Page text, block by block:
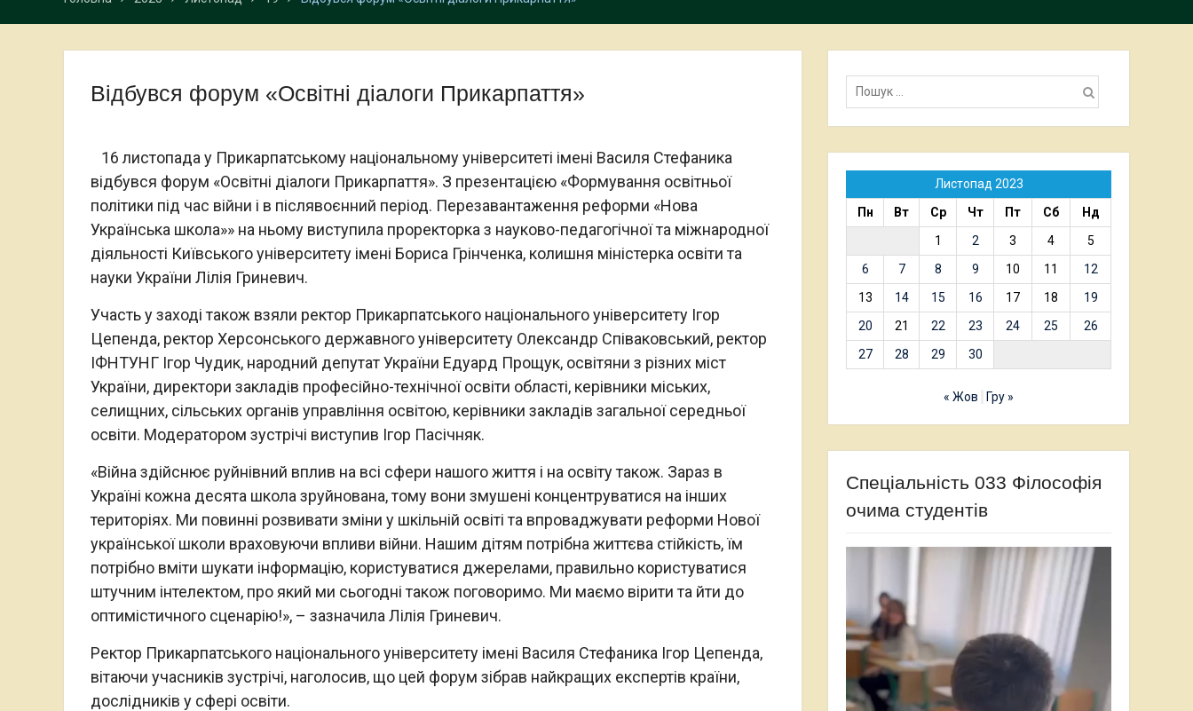
Відбувся форум «Освітні діалоги Прикарпаття»
16 листопада у Прикарпатському національному університеті імені Василя Стефаника
відбувся форум «Освітні діалоги Прикарпаття». З презентацією «Формування освітньої
політики під час війни і в післявоєнний період. Перезавантаження реформи «Нова
Українська школа»» на ньому виступила проректорка з науково-педагогічної та міжнародної
діяльності Київського університету імені Бориса Грінченка, колишня міністерка освіти та
науки України Лілія Гриневич.
Участь у заході також взяли ректор Прикарпатського національного університету Ігор
Цепенда, ректор Херсонського державного університету Олександр Співаковський, ректор
ІФНТУНГ Ігор Чудик, народний депутат України Едуард Прощук, освітяни з різних міст
України, директори закладів професійно-технічної освіти області, керівники міських,
селищних, сільських органів управління освітою, керівники закладів загальної середньої
освіти. Модератором зустрічі виступив Ігор Пасічняк.
«Війна здійснює руйнівний вплив на всі сфери нашого життя і на освіту також. Зараз в
Україні кожна десята школа зруйнована, тому вони змушені концентруватися на інших
територіях. Ми повинні розвивати зміни у шкільній освіті та впроваджувати реформи Нової
української школи враховуючи впливи війни. Нашим дітям потрібна життєва стійкість, їм
потрібно вміти шукати інформацію, користуватися джерелами, правильно користуватися
штучним інтелектом, про який ми сьогодні також поговоримо. Ми маємо вірити та йти до
оптимістичного сценарію!», – зазначила Лілія Гриневич.
Ректор Прикарпатського національного університету імені Василя Стефаника Ігор Цепенда,
вітаючи учасників зустрічі, наголосив, що цей форум зібрав найкращих експертів країни,
дослідників у сфері освіти.
Пошук:
Листопад 2023
Пн
Вт Ср Чт Пт Сб
Нд
1
2 3 4
5
6
7 8 9 10 11
12
13
14 15 16 17 18
19
20
21 22 23 24 25
26
27
28 29 30
« Жов Гру »
Спеціальність 033 Філософія
очима студентів